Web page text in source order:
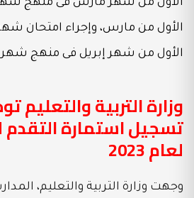
الأول من شهر مارس فى منهج شهر
الأول من مارس، وإجراء امتحان
الأول من شهر إبريل فى منهج شهر
وزارة التربية والتعليم
تسجيل استمارة التقدم
لعام 2023
وجهت وزارة التربية والتعليم،